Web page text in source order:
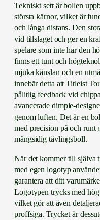
g
o
t
y
p
m
ä
n
g
d
Tekniskt sett är bollen
största kärnor, vilket är
och långa distans. Den
vid tillslaget och ger en
spelare som inte har den
finns ett tunt och
mjuka känslan och en
innebär detta att Titleist
pålitlig feedback vid
avancerade dimple-
genom luften. Det är en
med precision på och
mångsidig tävlingsboll.
När det kommer till själva
med egen logotyp
garantera att ditt
Logotypen trycks med
vilket gör att även
proffsiga. Trycket är